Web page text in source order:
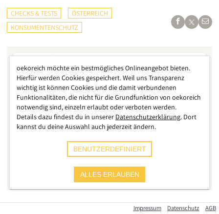
CHECKS & TESTS
ÖSTERREICH
KONSUMENTENSCHUTZ
Zwei der betroffenen Produkte
informiert über einen aktuellen Rückruf. Diesmal
Impressum Datenschutz AGB
oekoreich möchte ein bestmögliches Onlineangebot bieten.
Hierfür werden Cookies gespeichert. Weil uns Transparenz
wichtig ist können Cookies und die damit verbundenen
Funktionalitäten, die nicht für die Grundfunktion von oekoreich
notwendig sind, einzeln erlaubt oder verboten werden.
Details dazu findest du in unserer Datenschutzerklärung. Dort
kannst du deine Auswahl auch jederzeit ändern.
BENUTZERDEFINIERT
ALLES ERLAUBEN